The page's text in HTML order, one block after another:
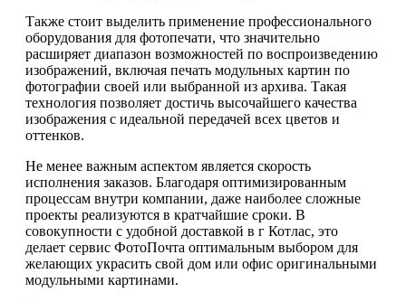
Также стоит выделить применение профессионального
оборудования для фотопечати, что значительно
расширяет диапазон возможностей по воспроизведению
изображений, включая печать модульных картин по
фотографии своей или выбранной из архива. Такая
технология позволяет достичь высочайшего качества
изображения с идеальной передачей всех цветов и
оттенков.
Не менее важным аспектом является скорость
исполнения заказов. Благодаря оптимизированным
процессам внутри компании, даже наиболее сложные
проекты реализуются в кратчайшие сроки. В
совокупности с удобной доставкой в г Котлас, это
делает сервис ФотоПочта оптимальным выбором для
желающих украсить свой дом или офис оригинальными
модульными картинами.